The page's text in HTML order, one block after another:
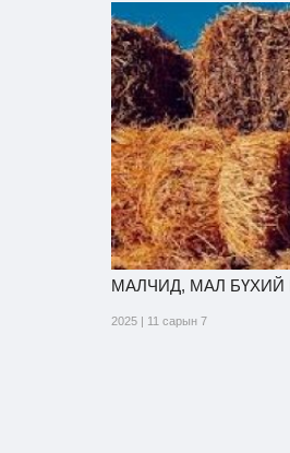
МАЛЧИД, МАЛ
2025 | 11 сарын 7